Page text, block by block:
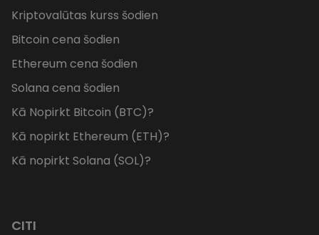
Kriptovalūtas kurss šodien
Bitcoin cena šodien
Ethereum cena šodien
Solana cena šodien
Kā Nopirkt Bitcoin (BTC)?
Kā nopirkt Ethereum (ETH)?
Kā nopirkt Solana (SOL)?
CITI